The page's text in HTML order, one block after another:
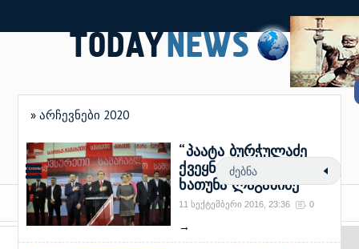
»არჩევნები 2020
“პაატა ბურჭულაძე
ქვეყნიდან გაიქცა” -
ხათუნა ლაგაზიძე
11 სექტემბერი 2016, 23:36 0
→